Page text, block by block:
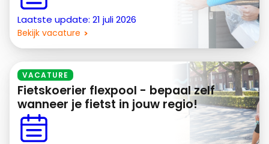
Laatste update: 21 juli 2026
Bekijk vacature
VACATURE
Fietskoerier flexpool - bepaal zelf
wanneer je fietst in jouw regio!